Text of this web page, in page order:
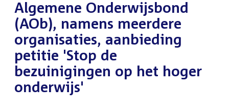
Algemene Onderwijsbond
(AOb), namens meerdere
organisaties, aanbieding
petitie 'Stop de
bezuinigingen op het hoger
onderwijs'